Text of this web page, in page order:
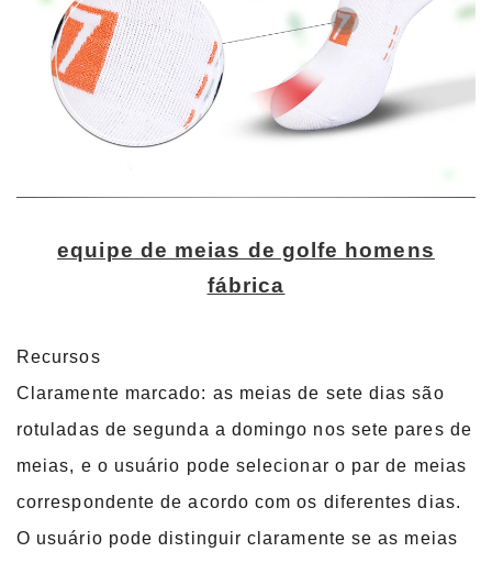
equipe de meias de golfe homens
fábrica
Recursos
Claramente marcado: as meias de sete dias são
rotuladas de segunda a domingo nos sete pares de
meias, e o usuário pode selecionar o par de meias
correspondente de acordo com os diferentes dias.
O usuário pode distinguir claramente se as meias